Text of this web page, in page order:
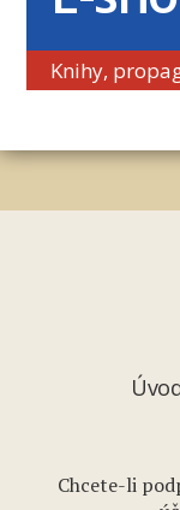
Knihy,
Chcete-li